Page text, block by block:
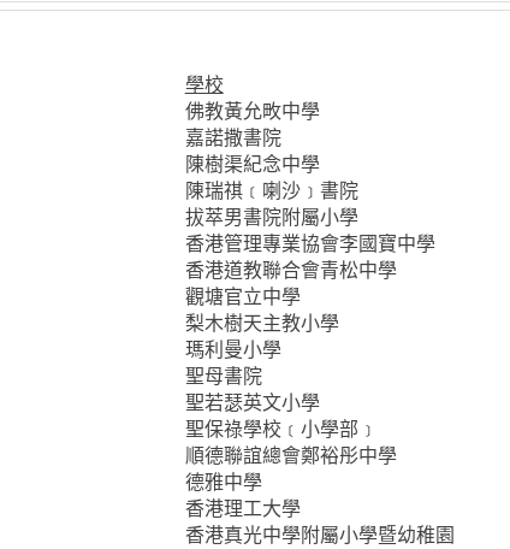
學校
佛教黃允畋中學
嘉諾撒書院
陳樹渠紀念中學
陳瑞祺﹝喇沙﹞書院
拔萃男書院附屬小學
香港管理專業協會李國寶中學
香港道教聯合會青松中學
觀塘官立中學
梨木樹天主教小學
瑪利曼小學
聖母書院
聖若瑟英文小學
聖保祿學校﹝小學部﹞
順德聯誼總會鄭裕彤中學
德雅中學
香港理工大學
香港真光中學附屬小學暨幼稚園